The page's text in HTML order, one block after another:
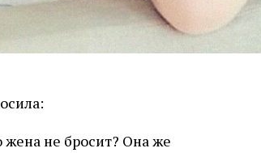
не бросит? Она же